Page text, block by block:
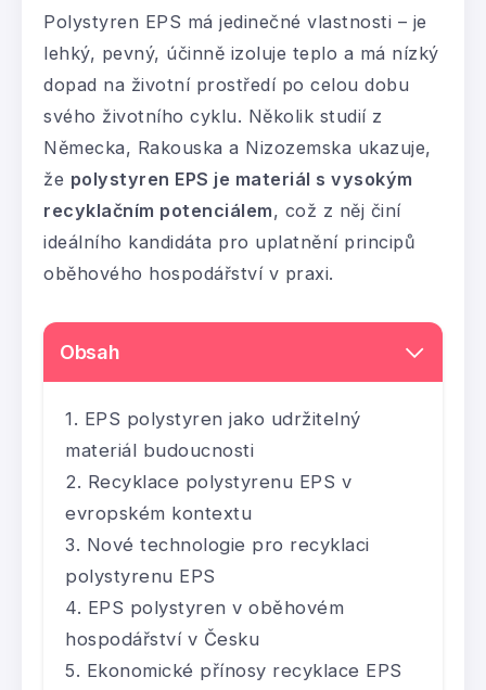
Polystyren EPS má jedinečné vlastnosti – je
lehký, pevný, účinně izoluje teplo a má nízký
dopad na životní prostředí po celou dobu
svého životního cyklu. Několik studií z
Německa, Rakouska a Nizozemska ukazuje,
že polystyren EPS je materiál s vysokým
recyklačním potenciálem, což z něj činí
ideálního kandidáta pro uplatnění principů
oběhového hospodářství v praxi.
Obsah
EPS polystyren jako udržitelný
materiál budoucnosti
Recyklace polystyrenu EPS v
evropském kontextu
Nové technologie pro recyklaci
polystyrenu EPS
EPS polystyren v oběhovém
hospodářství v Česku
Ekonomické přínosy recyklace EPS